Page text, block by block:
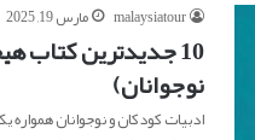
malaysiatour مارس 19, 2025
10 جدیدترین کتاب
نوجوانان)
ادبیات کودکان و نوجوانان